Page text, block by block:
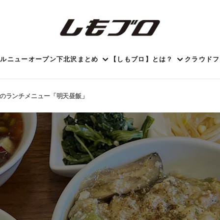
ニューオープン下北沢まとめ 【しもブロ】とは？ クラウド
ランチメニュー「明天昼飯」